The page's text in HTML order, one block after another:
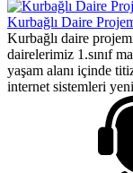
Kurbağlı Daire
Kurbağlı daire
dairelerimiz 1.sınıf
yaşam alanı içinde
internet sistemleri